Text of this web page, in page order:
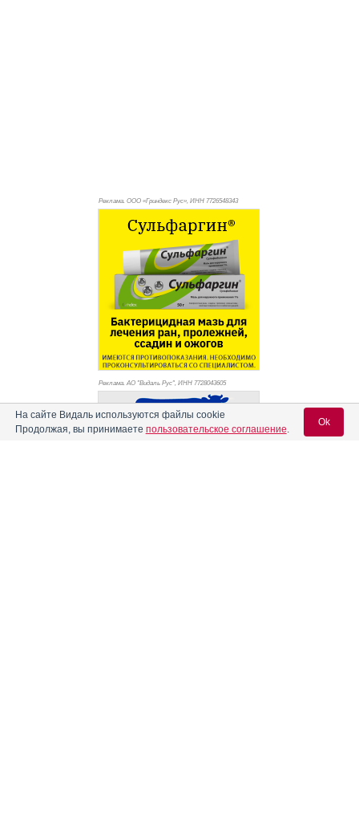
Реклама. ООО «Гриндекс Рус», ИНН 7726548343
Реклама. АО "Видаль Рус", ИНН 7728043605
На сайте Видаль используются файлы cookie
Продолжая, вы принимаете пользовательское соглашение.
Ok